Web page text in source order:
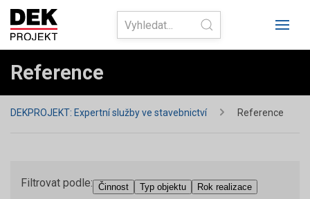
Reference
DEKPROJEKT: Expertní služby ve stavebnictví Reference
Filtrovat podle: Činnost Typ objektu Rok realizace